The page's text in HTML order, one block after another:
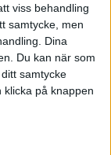
viss behandling
samtycke, men
Dina
Du kan när som
samtycke
klicka på knappen
133 150